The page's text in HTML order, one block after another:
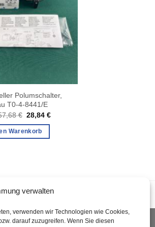
verwalten
verwenden wir Technologien wie Cookies,
darauf zuzugreifen. Wenn Sie diesen
Polumschalter,
T0-4-8441/E
€ Ursprünglicher
war:
57,68 €
28,84€Aktueller
Warenkorb